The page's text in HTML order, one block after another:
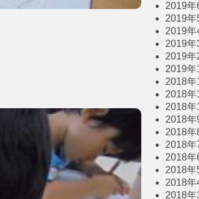
2019年
2019年
2019年
2019年
2019年
2019年
2018年
2018年
2018年
2018年
2018年
2018年
2018年
2018年
2018年
2018年